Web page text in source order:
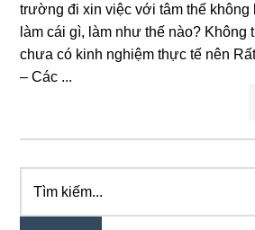
trường đi xin việc với tâm thế không
làm cái gì, làm như thế nào? Không
chưa có kinh nghiệm thực tế nên
– Các ...
Primary
Sidebar
kiếm...